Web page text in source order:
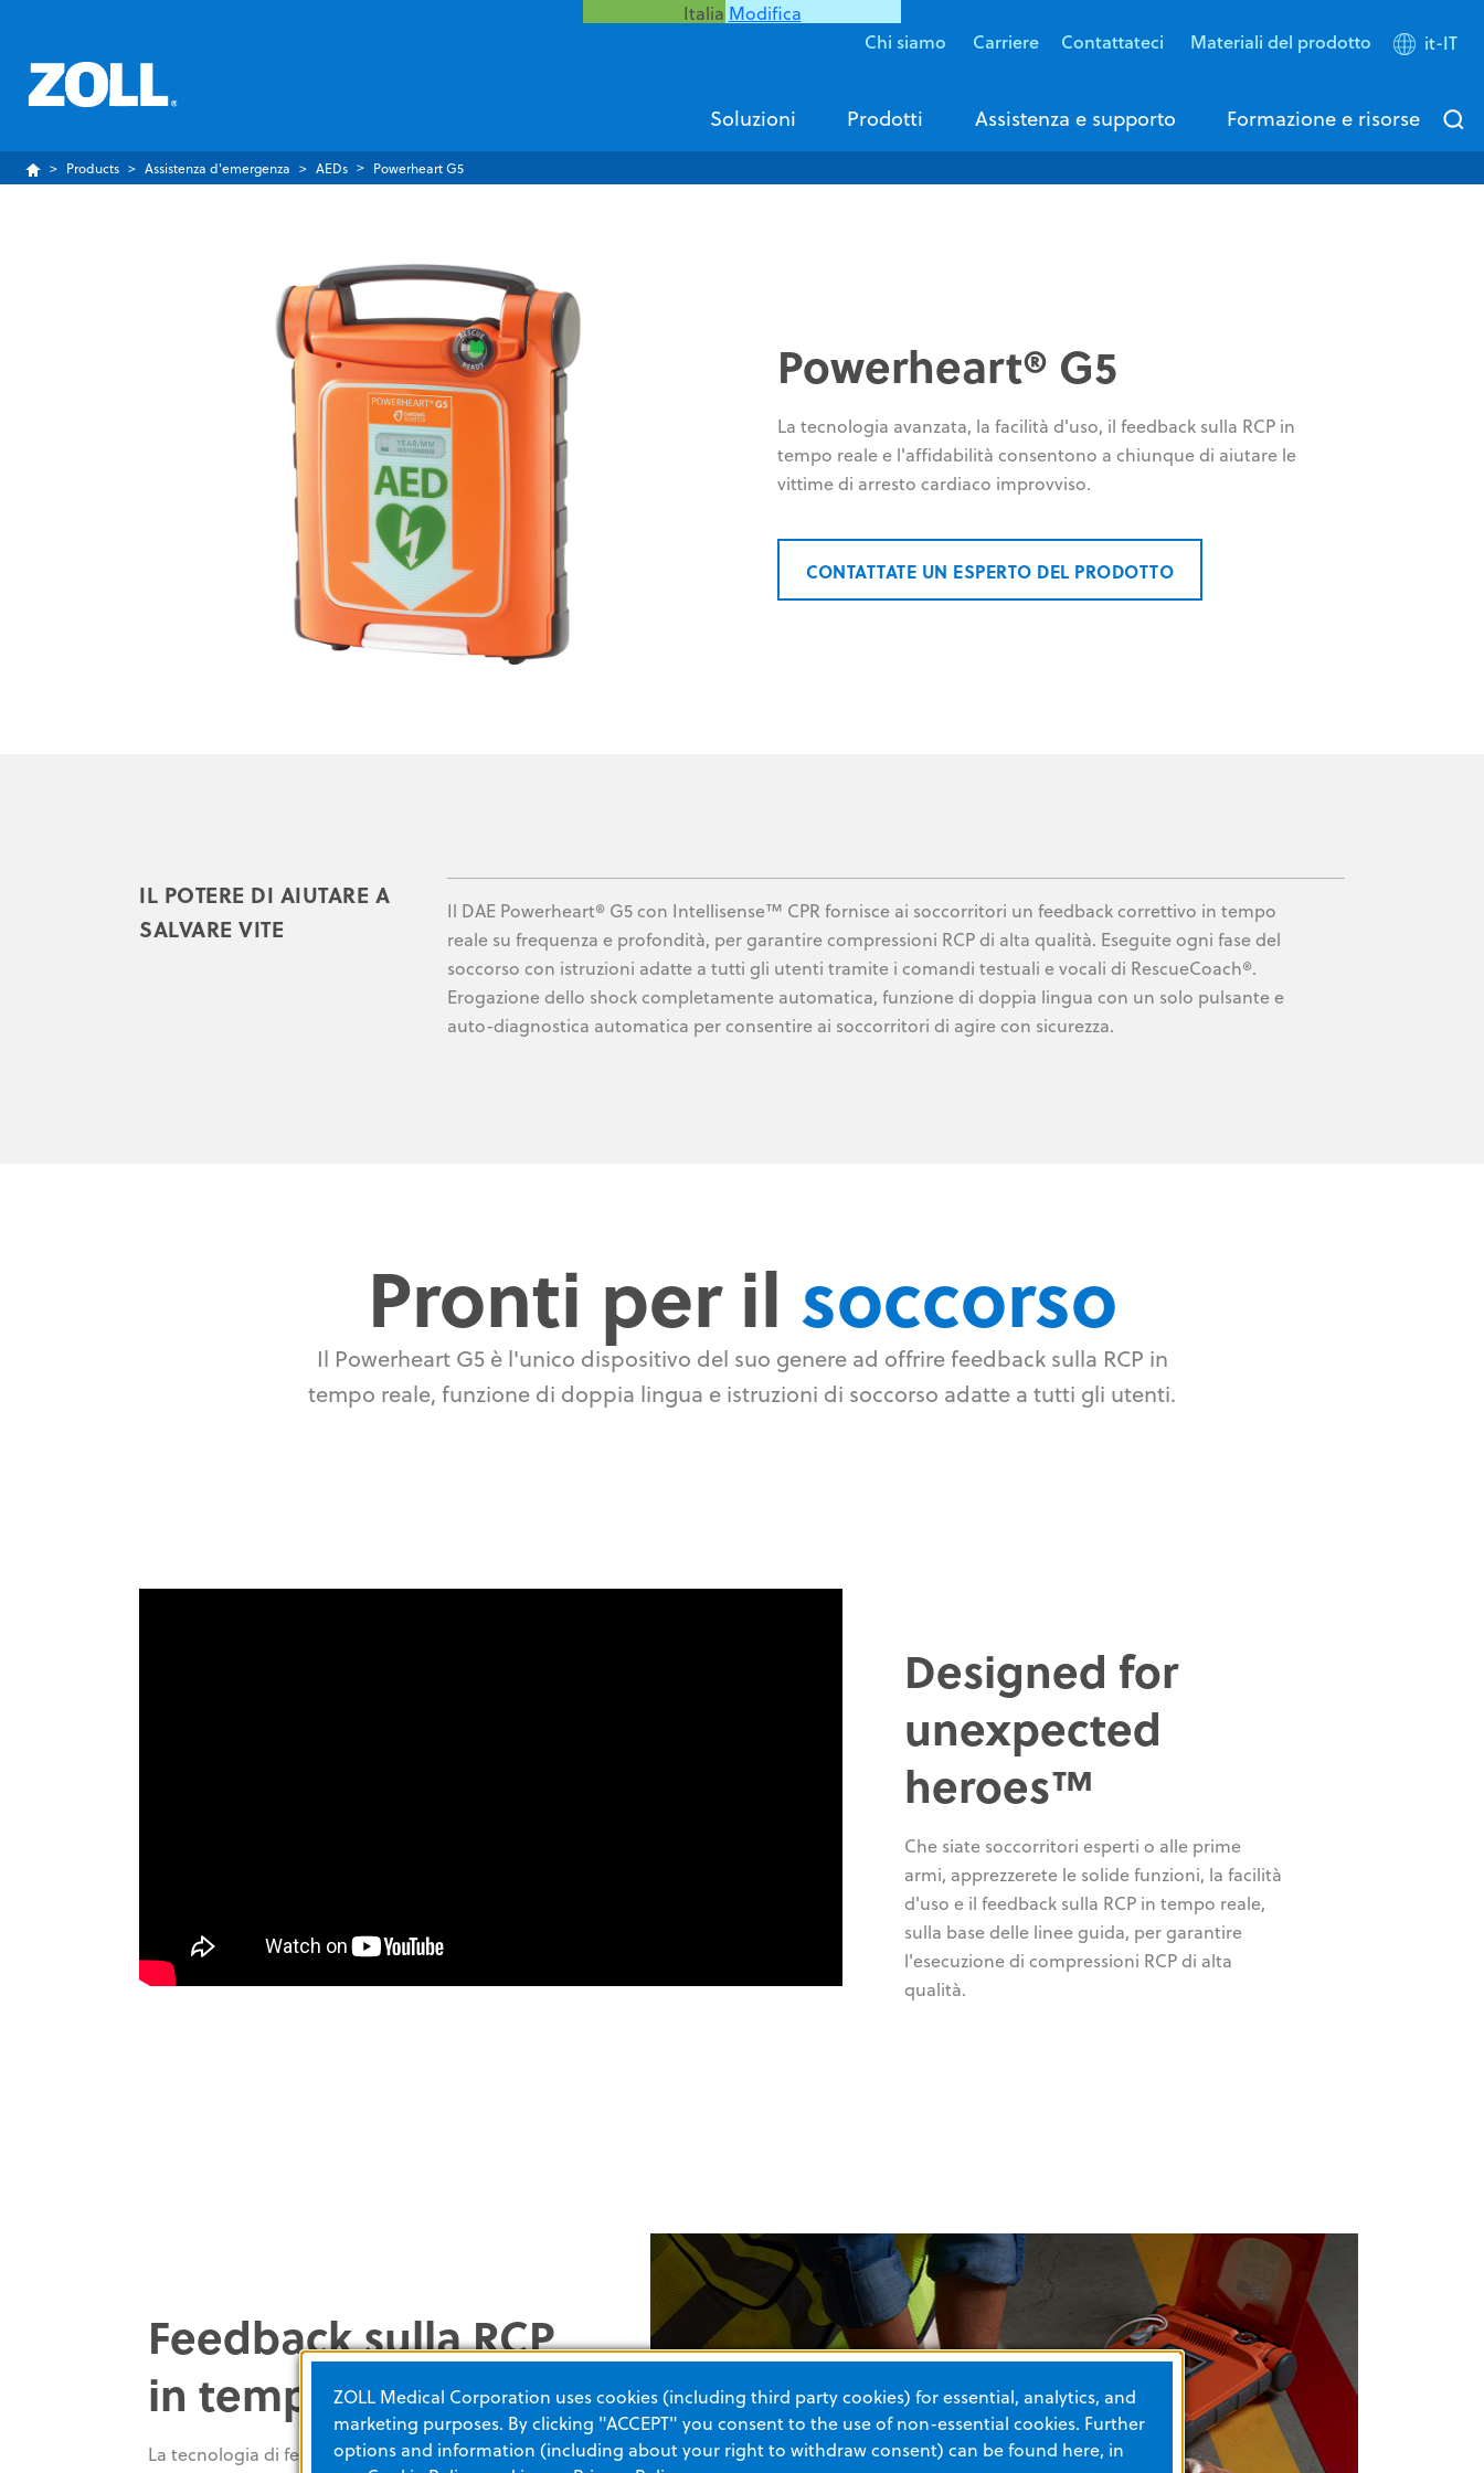
Italia Modifica
Chi siamo Carriere Contattateci Materiali del prodotto it-IT
Soluzioni Prodotti Assistenza e supporto Formazione e risorse
Products Assistenza d'emergenza AEDs Powerheart G5
Powerheart® G5
La tecnologia avanzata, la facilità d'uso, il feedback sulla RCP in
tempo reale e l'affidabilità consentono a chiunque di aiutare le
vittime di arresto cardiaco improvviso.
CONTATTATE UN ESPERTO DEL PRODOTTO
IL POTERE DI AIUTARE A
SALVARE VITE
Il DAE Powerheart® G5 con Intellisense™ CPR fornisce ai soccorritori un feedback correttivo in tempo
reale su frequenza e profondità, per garantire compressioni RCP di alta qualità. Eseguite ogni fase del
soccorso con istruzioni adatte a tutti gli utenti tramite i comandi testuali e vocali di RescueCoach®.
Erogazione dello shock completamente automatica, funzione di doppia lingua con un solo pulsante e
auto-diagnostica automatica per consentire ai soccorritori di agire con sicurezza.
Pronti per il soccorso
Il Powerheart G5 è l'unico dispositivo del suo genere ad offrire feedback sulla RCP in
tempo reale, funzione di doppia lingua e istruzioni di soccorso adatte a tutti gli utenti.
Designed for
unexpected
heroes™
Che siate soccorritori esperti o alle prime
armi, apprezzerete le solide funzioni, la facilità
d'uso e il feedback sulla RCP in tempo reale,
sulla base delle linee guida, per garantire
l'esecuzione di compressioni RCP di alta
qualità.
Feedback sulla RCP
in tempo reale
La tecnologia di feedback sulla RCP Intellisense™
ZOLL Medical Corporation uses cookies (including third party cookies) for essential, analytics, and
marketing purposes. By clicking "ACCEPT" you consent to the use of non-essential cookies. Further
options and information (including about your right to withdraw consent) can be found here, in